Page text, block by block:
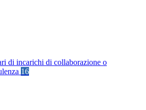
di incarichi di collaborazione o
16